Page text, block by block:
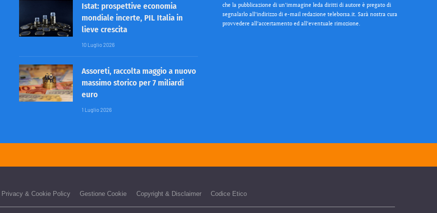
Istat: prospettive economia
mondiale incerte, PIL Italia in
lieve crescita
10 Luglio 2026
Assoreti, raccolta maggio a nuovo
massimo storico per 7 miliardi
euro
1 Luglio 2026
che la pubblicazione di un’immagine leda diritti di autore è pregato di
segnalarlo all’indirizzo di e-mail redazione teleborsa.it. Sarà nostra cura
provvedere all’accertamento ed all’eventuale rimozione.
Privacy & Cookie Policy Gestione Cookie Copyright & Disclaimer Codice Etico